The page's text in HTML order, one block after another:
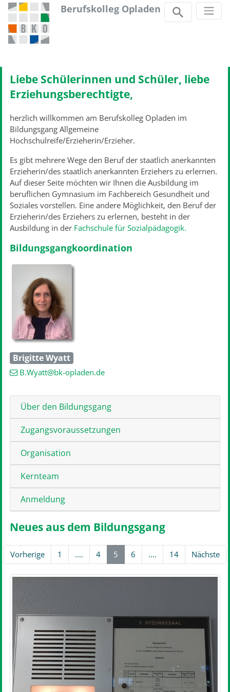
Berufskolleg Opladen
Liebe Schülerinnen und Schüler, liebe
Erziehungsberechtigte,
herzlich willkommen am Berufskolleg Opladen im
Bildungsgang Allgemeine
Hochschulreife/Erzieherin/Erzieher.
Es gibt mehrere Wege den Beruf der staatlich anerkannten
Erzieherin/des staatlich anerkannten Erziehers zu erlernen.
Auf dieser Seite möchten wir Ihnen die Ausbildung im
beruflichen Gymnasium im Fachbereich Gesundheit und
Soziales vorstellen. Eine andere Möglichkeit, den Beruf der
Erzieherin/des Erziehers zu erlernen, besteht in der
Ausbildung in der Fachschule für Sozialpädagogik.
Bildungsgangkoordination
Brigitte Wyatt
B.Wyatt@bk-opladen.de
Über den Bildungsgang
Zugangsvoraussetzungen
Organisation
Kernteam
Anmeldung
Neues aus dem Bildungsgang
Vorherige 1 .... 4 5 6 .... 14 Nächste